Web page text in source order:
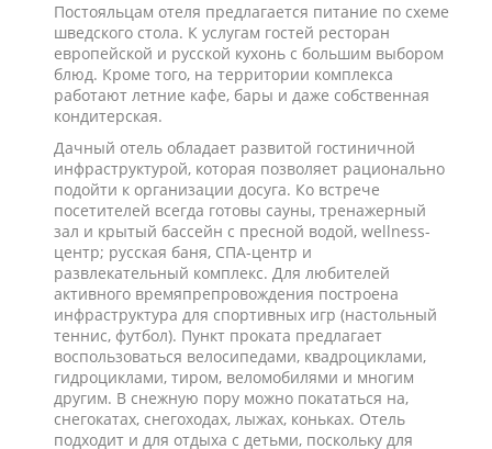
Постояльцам отеля предлагается питание по схеме
шведского стола. К услугам гостей ресторан
европейской и русской кухонь с большим выбором
блюд. Кроме того, на территории комплекса
работают летние кафе, бары и даже собственная
кондитерская.
Дачный отель обладает развитой гостиничной
инфраструктурой, которая позволяет рационально
подойти к организации досуга. Ко встрече
посетителей всегда готовы сауны, тренажерный
зал и крытый бассейн с пресной водой, wellness-
центр; русская баня, СПА-центр и
развлекательный комплекс. Для любителей
активного времяпрепровождения построена
инфраструктура для спортивных игр (настольный
теннис, футбол). Пункт проката предлагает
воспользоваться велосипедами, квадроциклами,
гидроциклами, тиром, веломобилями и многим
другим. В снежную пору можно покататься на,
снегокатах, снегоходах, лыжах, коньках. Отель
подходит и для отдыха с детьми, поскольку для